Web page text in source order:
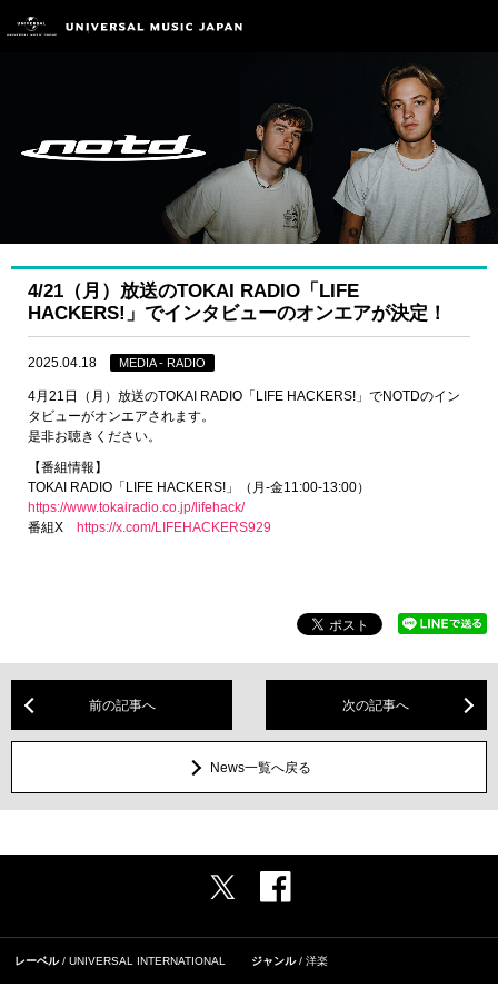
4/21（月）放送のTOKAI RADIO「LIFE
HACKERS!」でインタビューのオンエアが決定！
2025.04.18 MEDIA - RADIO
4月21日（月）放送のTOKAI RADIO「LIFE HACKERS!」でNOTDのイン
タビューがオンエアされます。
是非お聴きください。
【番組情報】
TOKAI RADIO「LIFE HACKERS!」（月-金11:00-13:00）
https://www.tokairadio.co.jp/lifehack/
番組X https://x.com/LIFEHACKERS929
前の記事へ 次の記事へ
News一覧へ戻る
レーベル UNIVERSAL INTERNATIONAL ジャンル 洋楽